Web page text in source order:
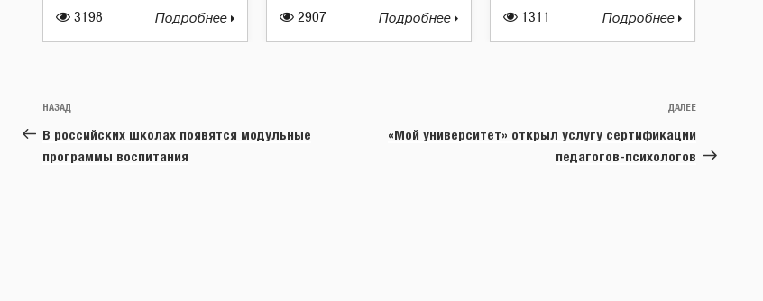
3198 Подробнее 2907 Подробнее 1311 Подробнее
Навигация
по
записям
Предыдущая
запись:
НАЗАД
В российских школах появятся модульные
программы воспитания
Следующая
ДАЛЕЕ
«Мой университет» открыл услугу сертификации
педагогов-психологов